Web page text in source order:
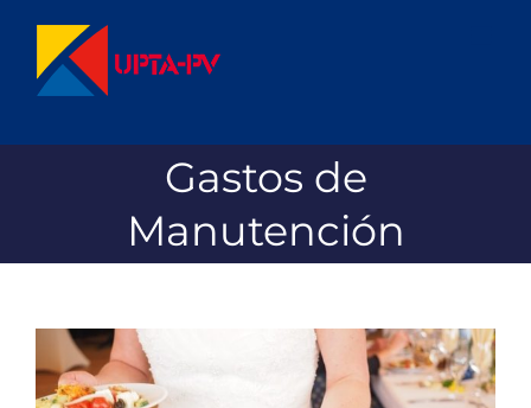
contenido
Gastos de
Manutención